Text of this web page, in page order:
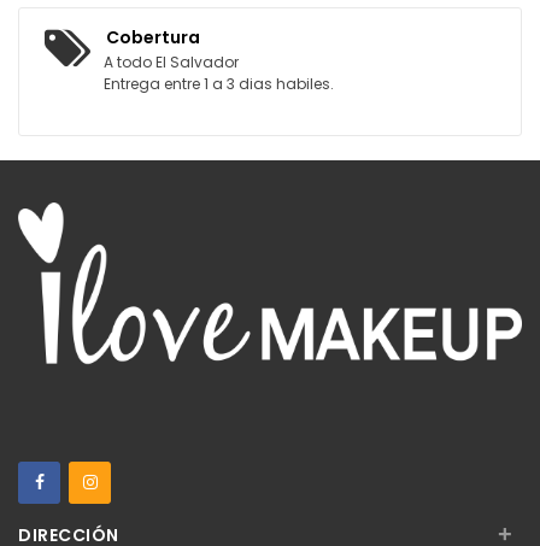
Cobertura
A todo El Salvador
Entrega entre 1 a 3 dias habiles.
DIRECCIÓN +